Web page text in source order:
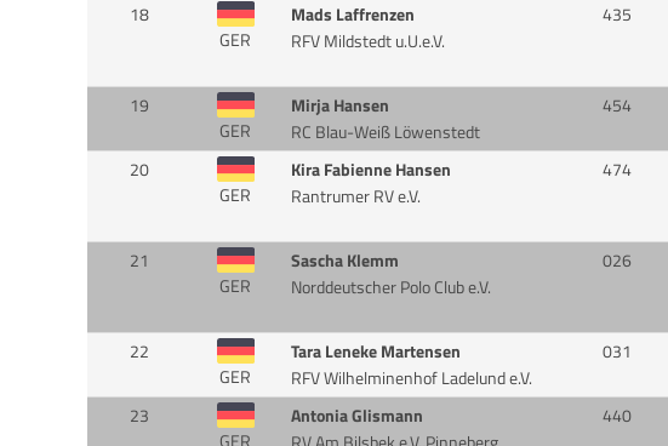
18
GER
Mads Laffrenzen
RFV Mildstedt u.U.e.V.
435
19
GER
Mirja Hansen
RC Blau-Weiß Löwenstedt
454
20
GER
Kira Fabienne Hansen
Rantrumer RV e.V.
474
21
GER
Sascha Klemm
Norddeutscher Polo Club e.V.
026
22
GER
Tara Leneke Martensen
RFV Wilhelminenhof Ladelund e.V.
031
23
Antonia Glismann
440